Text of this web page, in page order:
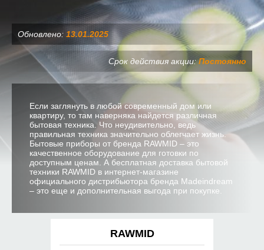
Обновлено: 13.01.2025
Срок действия акции:Постоянно
Если заглянуть в любой современный дом или
квартиру, то там наверняка найдется различная
бытовая техника. Что неудивительно, ведь
правильная техника значительно облегчает жизнь.
Бытовые приборы от бренда RAWMID – это
качественное оборудование для готовки по
доступным ценам. А бесплатная доставка бытовой
техники RAWMID в интернет-магазине
официального дистрибьютора бренда Madeindream
– это еще и дополнительная выгода при покупке.
RAWMID